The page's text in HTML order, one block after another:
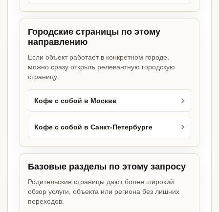
Городские страницы по этому
направлению
Если объект работает в конкретном городе,
можно сразу открыть релевантную городскую
страницу.
Кофе с собой в Москве
Кофе с собой в Санкт-Петербурге
Базовые разделы по этому запросу
Родительские страницы дают более широкий
обзор услуги, объекта или региона без лишних
переходов.